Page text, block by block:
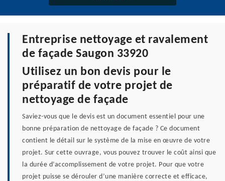
Entreprise nettoyage et ravalement
de façade Saugon 33920
Utilisez un bon devis pour le
préparatif de votre projet de
nettoyage de façade
Saviez-vous que le devis est un document essentiel pour une
bonne préparation de nettoyage de façade ? Ce document
contient le détail sur le système de la mise en œuvre de votre
projet. Sur cette ouvrage, vous pouvez trouver le coût ainsi que
la durée d’accomplissement de votre projet. Pour que votre
projet puisse se dérouler d’une manière correcte et efficace,